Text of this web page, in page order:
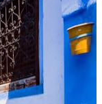
vivere il
e paesaggi in
a Chefchaouen